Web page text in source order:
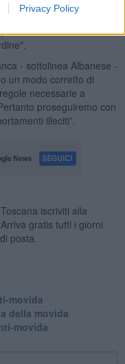
Privacy Policy
abbiamo potenziato
e preso
zone con controlli
- sottolinea Albanese -
un modo corretto di
necessarie a
proseguiremo con
illeciti”.
iscriviti alla
Arriva gratis tutti i giorni
posta.
movida
della movida
movida